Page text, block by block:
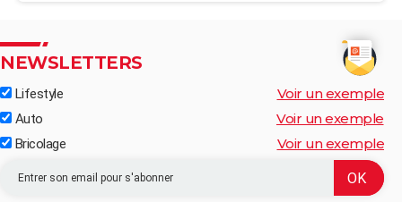
NEWSLETTERS
Lifestyle Voir un exemple
Auto Voir un exemple
Bricolage Voir un exemple